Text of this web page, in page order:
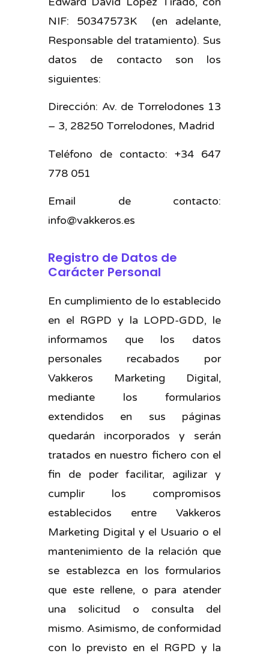
NIF: 50347573K (en adelante,
Responsable del tratamiento). Sus
datos de contacto son los
siguientes:
Dirección: Av. de Torrelodones 13
– 3, 28250 Torrelodones, Madrid
Teléfono de contacto: +34 647
778 051
Email de contacto:
info@vakkeros.es
Registro de Datos de
Carácter Personal
En cumplimiento de lo establecido
en el RGPD y la LOPD-GDD, le
informamos que los datos
personales recabados por
Vakkeros Marketing Digital,
mediante los formularios
extendidos en sus páginas
quedarán incorporados y serán
tratados en nuestro fichero con el
fin de poder facilitar, agilizar y
cumplir los compromisos
establecidos entre Vakkeros
Marketing Digital y el Usuario o el
mantenimiento de la relación que
se establezca en los formularios
que este rellene, o para atender
una solicitud o consulta del
mismo. Asimismo, de conformidad
con lo previsto en el RGPD y la